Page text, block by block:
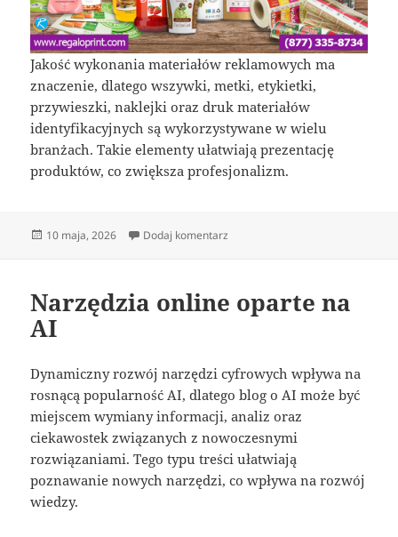
Jakość wykonania materiałów reklamowych ma
znaczenie, dlatego wszywki, metki, etykietki,
przywieszki, naklejki oraz druk materiałów
identyfikacyjnych są wykorzystywane w wielu
branżach. Takie elementy ułatwiają prezentację
produktów, co zwiększa profesjonalizm.
Data
10 maja, 2026 Dodaj komentarz
Narzędzia online oparte na
AI
Dynamiczny rozwój narzędzi cyfrowych wpływa na
rosnącą popularność AI, dlatego blog o AI może być
miejscem wymiany informacji, analiz oraz
ciekawostek związanych z nowoczesnymi
rozwiązaniami. Tego typu treści ułatwiają
poznawanie nowych narzędzi, co wpływa na rozwój
wiedzy.